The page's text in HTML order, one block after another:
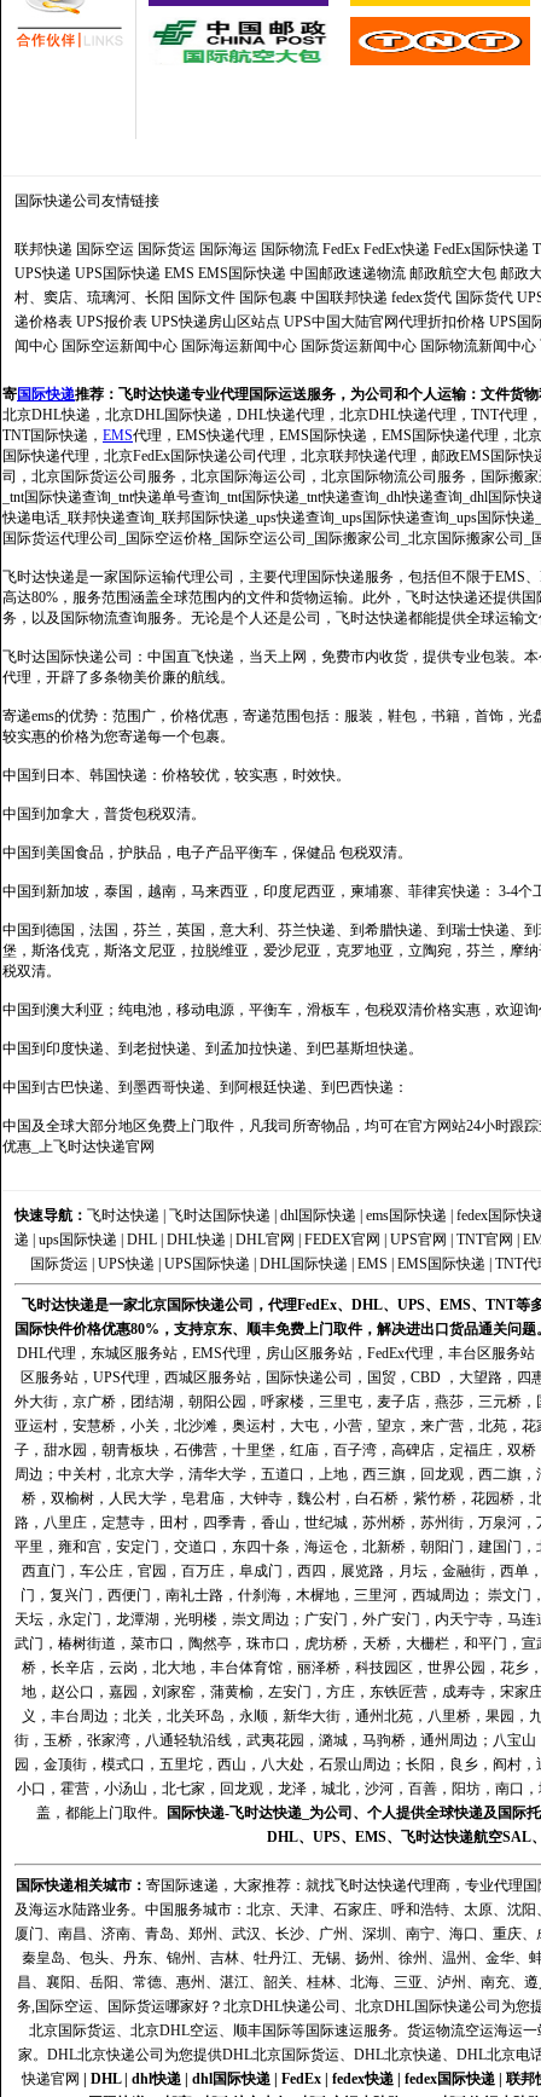
国际快递公司 友情链接
联邦快递 国际空运 国际货运 国际海运 国际物流 FedEx FedEx快递 FedEx国际快递
UPS快递 UPS国际快递 EMS EMS国际快递 中国邮政速递物流 邮政航空大包 邮政
村、窦店、琉璃河、长阳 国际文件 国际包裹 中国联邦快递 fedex货代 国际货代
递价格表 UPS报价表 UPS快递房山区站点 UPS中国大陆官网代理折扣价格 UPS国
闻中心 国际空运新闻中心 国际海运新闻中心 国际货运新闻中心 国际物流新闻中心
寄国际快递推荐： 飞时达快递专业代理国际运送服务，为公司和个人运输：文件货
北京DHL快递，北京DHL国际快递，DHL快递代理，北京DHL快递代理，TNT代理
TNT国际快递， EMS代理，EMS快递代理，EMS国际快递，EMS国际快递代理，北
国际快递代理，北京FedEx国际快递公司代理，北京联邦快递代理，邮政EMS国际
司，北京国际货运公司服务，北京国际海运公司，北京国际物流公司服务，国际搬
_tnt国际快递查询_tnt快递单号查询_tnt国际快递_tnt快递查询_dhl快递查询_dhl国际
快递电话_联邦快递查询_联邦国际快递_ups快递查询_ups国际快递查询_ups国际快
国际货运代理公司_国际空运价格_国际空运公司_国际搬家公司_北京国际搬家公司_
飞时达快递是一家国际运输代理公司，主要代理国际快递服务，包括但不限于EMS
高达80%，服务范围涵盖全球范围内的文件和货物运输。此外，飞时达快递还提供
务，以及国际物流查询服务。无论是个人还是公司，飞时达快递都能提供全球运输
飞时达国际快递公司：中国直飞快递，当天上网，免费市内收货，提供专业包装。
代理，开辟了多条物美价廉的航线。
寄递ems的优势：范围广，价格优惠，寄递范围包括：服装，鞋包，书籍，首饰，
较实惠的价格为您寄递每一个包裹。
中国到日本、韩国快递：价格较优，较实惠，时效快。
中国到加拿大，普货包税双清。
中国到美国食品，护肤品，电子产品平衡车，保健品 包税双清。
中国到新加坡，泰国，越南，马来西亚，印度尼西亚，柬埔寨、菲律宾快递： 3-4个
中国到德国，法国，芬兰，英国，意大利、芬兰快递、到希腊快递、到瑞士快递、
堡，斯洛伐克，斯洛文尼亚，拉脱维亚，爱沙尼亚，克罗地亚，立陶宛，芬兰，摩
税双清。
中国到澳大利亚；纯电池，移动电源，平衡车，滑板车，包税双清价格实惠，欢迎
中国到印度快递、到老挝快递、到孟加拉快递、到巴基斯坦快递。
中国到古巴快递、到墨西哥快递、到阿根廷快递、到巴西快递：
中国及全球大部分地区免费上门取件，凡我司所寄物品，均可在官方网站24小时跟
优惠_上飞时达快递官网
快速导航： 飞时达快递 飞时达国际快递 dhl国际快递 ems国际快递
fedex国际快
递
ups国际快递 DHL DHL快递 DHL官网 FEDEX官网 UPS官网 TNT官网
国际货运| UPS快递 UPS国际快递 DHL国际快递 EMS EMS国际快递 TNT代
飞时达快递是一家北京国际快递公司，代理FedEx、DHL、UPS、EMS、TNT
国际快件价格优惠80%，支持京东、顺丰免费上门取件，解决进出口货品通关问题
DHL代理 ， 东城区服务站 ， EMS代理 ， 房山区服务站 ， FedEx代理 ， 丰台区服务站
区服务站， UPS代理 ， 西城区服务站， 国际快递公司 ，国贸，CBD ，大望路，
外大街，京广桥，团结湖，朝阳公园，呼家楼，三里屯，麦子店，燕莎，三元桥
亚运村，安慧桥，小关，北沙滩，奥运村，大屯，小营，望京，来广营，北苑，
子，甜水园，朝青板块，石佛营，十里堡，红庙，百子湾，高碑店，定福庄，双
周边；中关村，北京大学，清华大学，五道口，上地，西三旗，回龙观，西二旗
桥，双榆树，人民大学，皂君庙，大钟寺，魏公村，白石桥，紫竹桥，花园桥
路，八里庄，定慧寺，田村，四季青，香山，世纪城，苏州桥，苏州街，万泉河
平里，雍和宫，安定门，交道口，东四十条，海运仓，北新桥，朝阳门，建国门
西直门，车公庄，官园，百万庄，阜成门，西四，展览路，月坛，金融街，西
门，复兴门，西便门，南礼士路，什刹海，木樨地，三里河，西城周边； 崇文
天坛，永定门，龙潭湖，光明楼，崇文周边；广安门，外广安门，内天宁寺，马
武门，椿树街道，菜市口，陶然亭，珠市口，虎坊桥，天桥，大栅栏，和平门，
桥，长辛店，云岗，北大地，丰台体育馆，丽泽桥，科技园区，世界公园，花
地，赵公口，嘉园，刘家窑，蒲黄榆，左安门，方庄，东铁匠营，成寿寺，宋
义，丰台周边；北关，北关环岛，永顺，新华大街，通州北苑，八里桥，果园
街，玉桥，张家湾，八通轻轨沿线，武夷花园，潞城，马驹桥，通州周边；八宝
园，金顶街，模式口，五里坨，西山，八大处，石景山周边；长阳，良乡，阎村
小口，霍营，小汤山，北七家，回龙观，龙泽，城北，沙河，百善，阳坊，南口
盖，都能上门取件。
国际快递-飞时达快递_为公司、个人提供全球快递及国际
DHL、 UPS、 EMS、 飞时达快递航空SAL
国际快递相关城市： 寄国际速递，大家推荐：就找飞时达快递代理商，专业代理
及海运水陆路业务。中国服务城市：北京、天津、石家庄、呼和浩特、太原、沈
厦门、南昌、济南、青岛、郑州、武汉、长沙、广州、深圳、南宁、海口、重庆
秦皇岛、包头、丹东、锦州、吉林、牡丹江、无锡、扬州、徐州、温州、金华
昌、襄阳、岳阳、常德、惠州、湛江、韶关、桂林、北海、三亚、泸州、南充、
务,国际空运、国际货运哪家好？北京DHL快递公司、北京DHL国际快递公司为
北京国际货运、北京DHL空运、顺丰国际等国际速运服务。货运物流空运海运
家。DHL北京快递公司为您提供DHL北京国际货运、DHL北京快递、DHL北京电
快递官网
DHL| dhl快递| dhl国际快递| FedEx| fedex快递| fedex国际快递| 联邦